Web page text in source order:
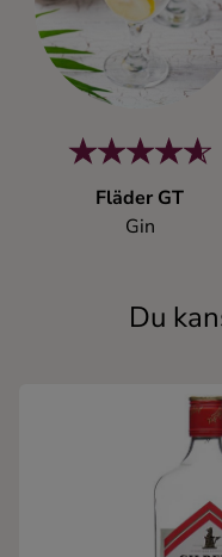
Fläder GT
Gin
Du